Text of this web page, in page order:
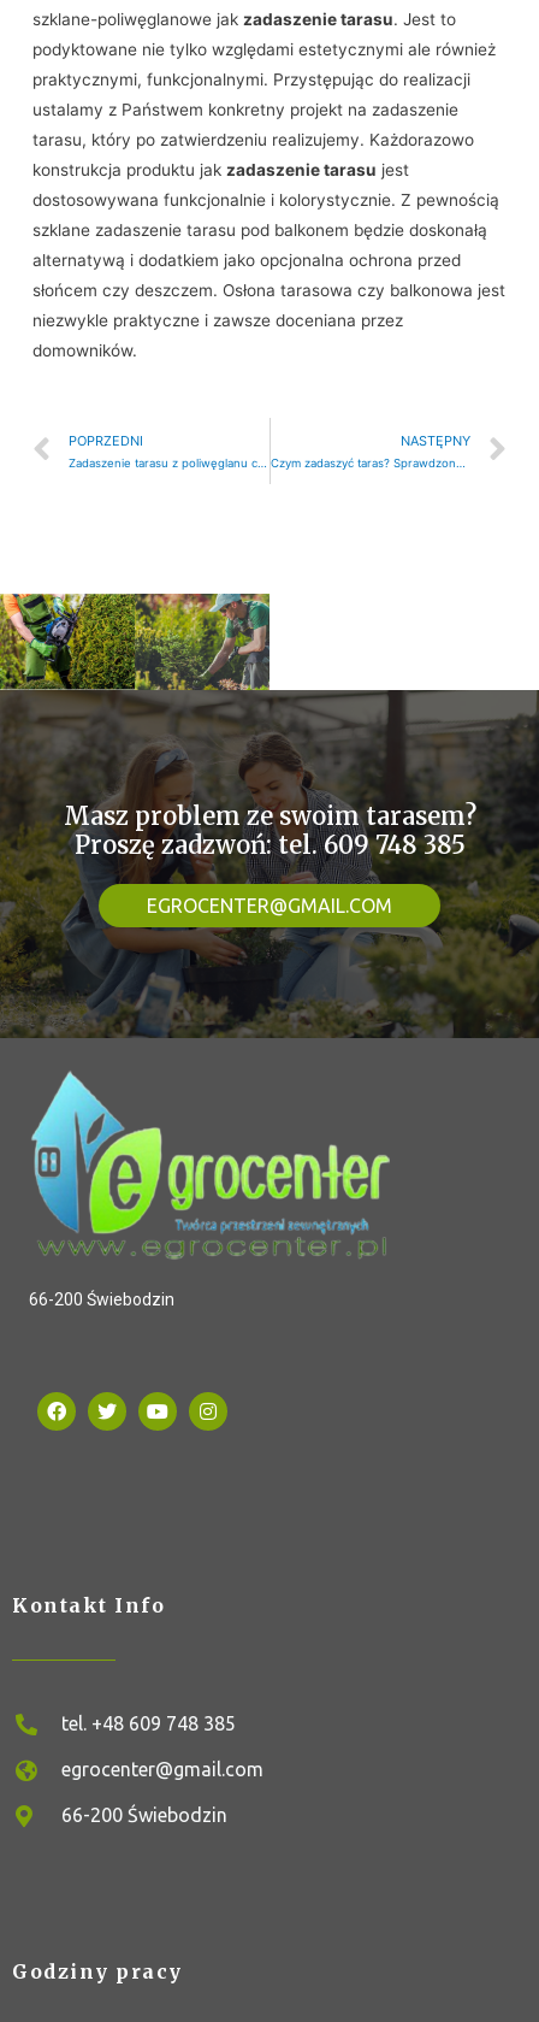
szklane-poliwęglanowe jak zadaszenie tarasu. Jest to
podyktowane nie tylko względami estetycznymi ale również
praktycznymi, funkcjonalnymi. Przystępując do realizacji
ustalamy z Państwem konkretny projekt na zadaszenie
tarasu, który po zatwierdzeniu realizujemy. Każdorazowo
konstrukcja produktu jak zadaszenie tarasu jest
dostosowywana funkcjonalnie i kolorystycznie. Z pewnością
szklane zadaszenie tarasu pod balkonem będzie doskonałą
alternatywą i dodatkiem jako opcjonalna ochrona przed
słońcem czy deszczem. Osłona tarasowa czy balkonowa jest
niezwykle praktyczne i zawsze doceniana przez
domowników.
POPRZEDNI
Zadaszenie tarasu z poliwęglanu czy szkła?
NASTĘPNY
Czym zadaszyć taras? Sprawdzone opcje na lata
Masz problem ze swoim tarasem?
Proszę zadzwoń: tel. 609 748 385
EGROCENTER@GMAIL.COM
66-200 Świebodzin
Kontakt Info
tel. +48 609 748 385
egrocenter@gmail.com
66-200 Świebodzin
Godziny pracy